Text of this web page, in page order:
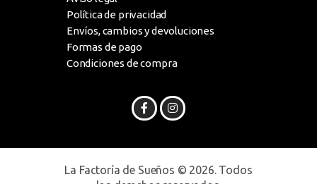
Política de privacidad
Envíos, cambios y devoluciones
Formas de pago
Condiciones de compra
La Factoría de Sueños © 2026. Todos